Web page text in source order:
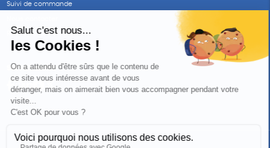
Suivi de commande
Renvoyer des articles
SUIVEZ-NOUS